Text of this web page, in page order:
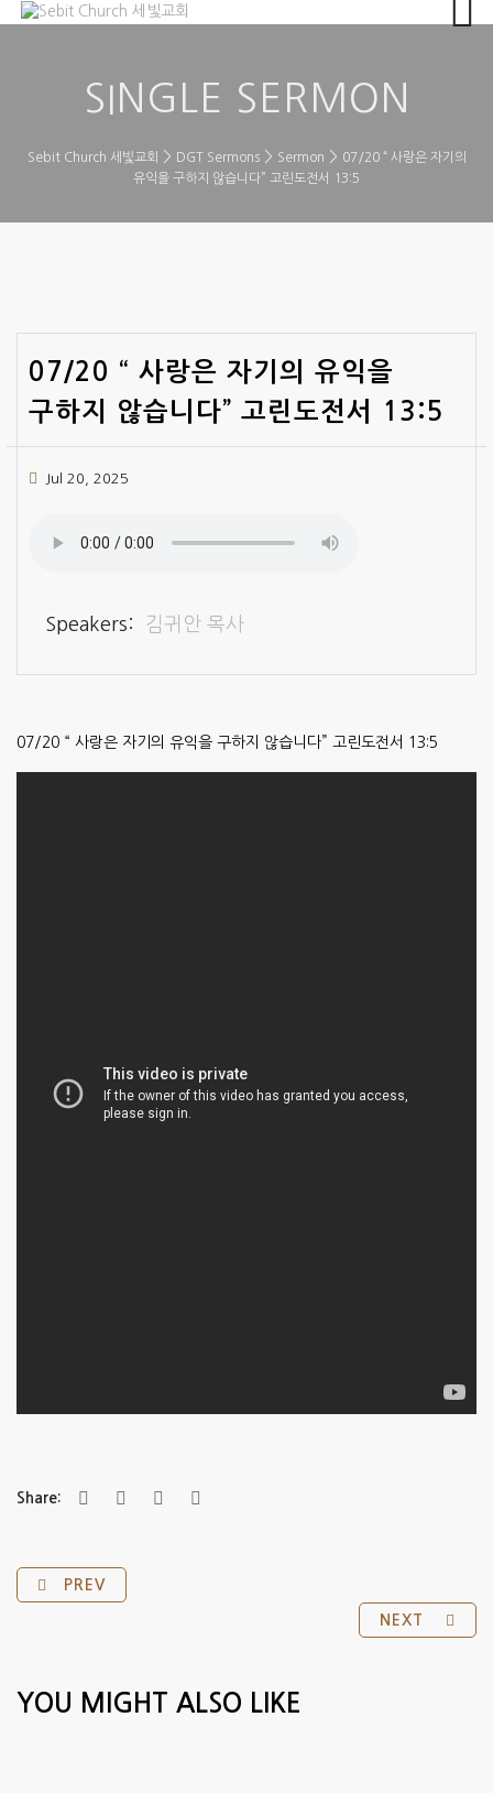
SINGLE SERMON
Sebit Church 세빛교회 > DGT Sermons> Sermon > 07/20 “ 사랑은 자기의
유익을 구하지 않습니다” 고린도전서 13:5
07/20 “ 사랑은 자기의 유익을
구하지 않습니다” 고린도전서 13:5
Jul 20, 2025
Speakers: 김귀안 목사
07/20 “ 사랑은 자기의 유익을 구하지 않습니다” 고린도전서 13:5
Share:
PREV
NEXT
YOU MIGHT ALSO LIKE